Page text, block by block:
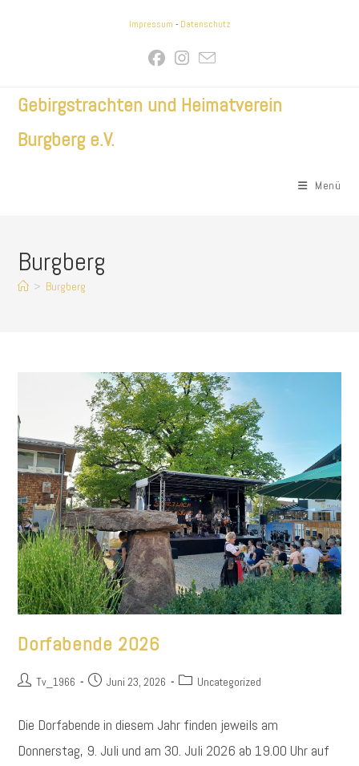
Impressum - Datenschutz
Gebirgstrachten und Heimatverein
Burgberg e.V.
Menü
Burgberg
> Burgberg
Dorfabende 2026
Beitrags-Tv_1966
BeitragJuni 23, 2026
Beitrags-Uncategorized
Die Dorfabende in diesem Jahr finden jeweils am
Donnerstag, 9. Juli und am 30. Juli 2026 ab 19.00 Uhr auf